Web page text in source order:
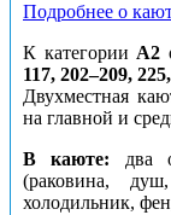
Подробнее о
К категории А2
117, 202–209,
Двухместная
на главной и
В каюте: два
(раковина,
холодильник,